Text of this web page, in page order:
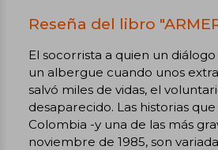
Reseña del libro
El socorrista a quien un
un albergue cuando unos
salvó miles de vidas, el
desaparecido. Las historias
Colombia -y una de las más
noviembre de 1985, son